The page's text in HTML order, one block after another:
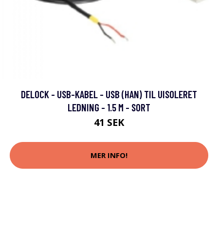
DELOCK - USB-KABEL - USB (HAN) TIL UISOLERET
LEDNING - 1.5 M - SORT
41 SEK
MER INFO!